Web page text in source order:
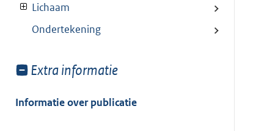
Lichaam
Ondertekening
Toon
van:
Extra informatie
Informatie over publicatie